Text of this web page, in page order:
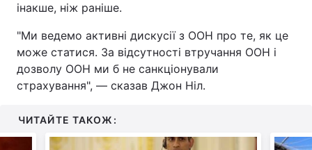
інакше, ніж раніше.
"Ми ведемо активні дискусії з ООН про те, як це
може статися. За відсутності втручання ООН і
дозволу ООН ми б не санкціонували
страхування", — сказав Джон Ніл.
ЧИТАЙТЕ ТАКОЖ: